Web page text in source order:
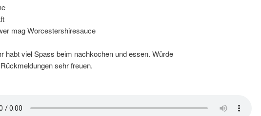
mag Worcestershiresauce
habt viel Spass beim nachkochen und essen. Würde
sehr freuen.